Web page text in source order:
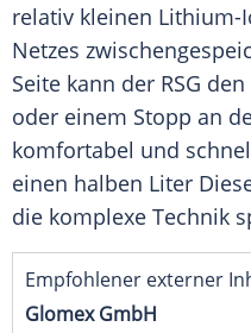
relativ kleinen Lithium-
Netzes
Seite kann der RSG
oder einem Stopp an
komfortabel und
einen halben Liter
die komplexe Technik
Empfohlener externer
Glomex GmbH